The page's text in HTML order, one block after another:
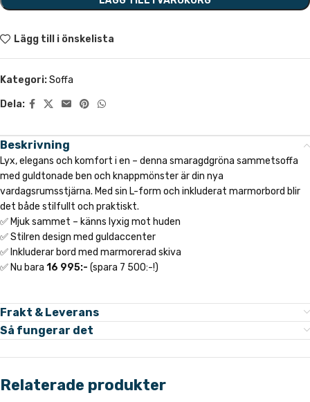
Lägg till i önskelista
Kategori:Soffa
Dela:
Beskrivning
Lyx, elegans och komfort i en – denna smaragdgröna sammetsoffa
med guldtonade ben och knappmönster är din nya
vardagsrumsstjärna. Med sin L-form och inkluderat marmorbord blir
det både stilfullt och praktiskt.
✅ Mjuk sammet – känns lyxig mot huden
✅ Stilren design med guldaccenter
✅ Inkluderar bord med marmorerad skiva
✅ Nu bara 16 995:- (spara 7 500:-!)
Frakt & Leverans
Så fungerar det
Relaterade produkter